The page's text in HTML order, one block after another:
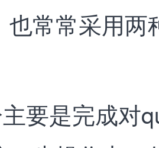
也常常采用两
要是完成对